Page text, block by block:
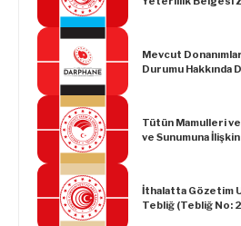
Mevcut
Durumu Hakkında
Tütün Mamulleri
ve Sunumuna
İthalatta Gözetim
Tebliğ (Tebliğ No: